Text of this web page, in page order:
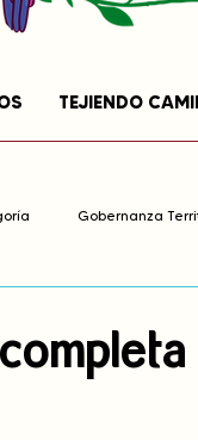
TEJIENDO
Gobernanza